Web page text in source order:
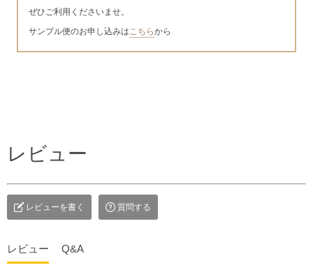
ぜひご利用くださいませ。
サンプル便のお申し込みはこちらから
レビュー
レビューを書く 質問する
レビュー Q&A